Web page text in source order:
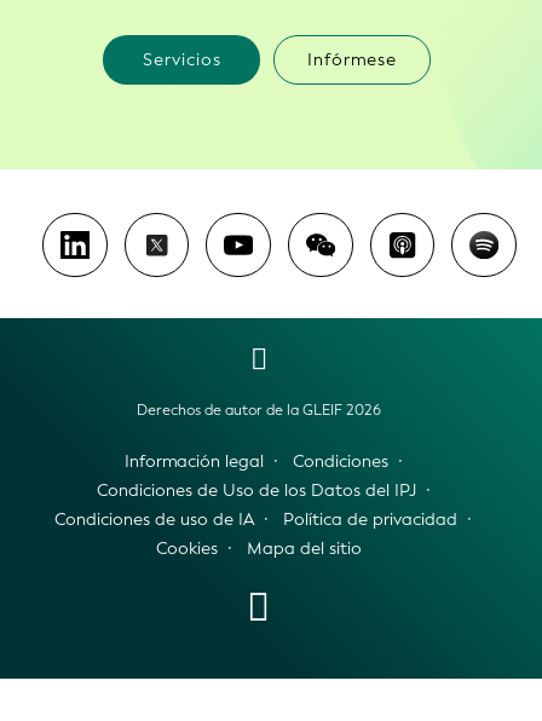
Servicios Infórmese
Derechos de autor de la GLEIF 2026
Información legal
Condiciones
Condiciones de Uso de los Datos del IPJ
Condiciones de uso de IA
Política de privacidad
Cookies
Mapa del sitio